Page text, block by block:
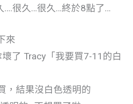
….很久…很久…終於8點了…
來
了 Tracy「我要買7-11的白
，結果沒白色透明的